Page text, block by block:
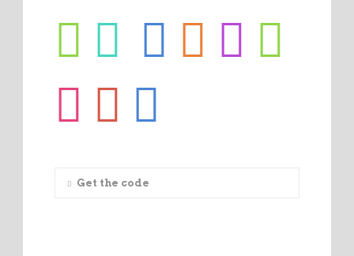
Get the code